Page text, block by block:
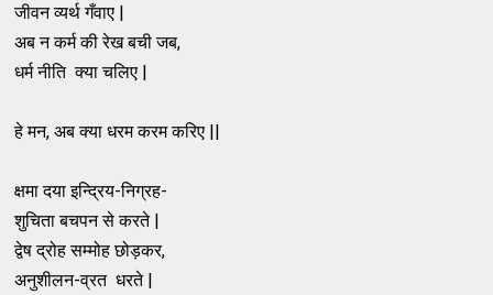
जीवन व्यर्थ गँवाए |
अब न कर्म की रेख बची जब,
धर्म नीति क्या चलिए |
हे मन, अब क्या धरम करम करिए ||
क्षमा दया इन्द्रिय-निग्रह-
शुचिता बचपन से करते |
द्वेष द्रोह सम्मोह छोड़कर,
अनुशीलन-व्रत धरते |